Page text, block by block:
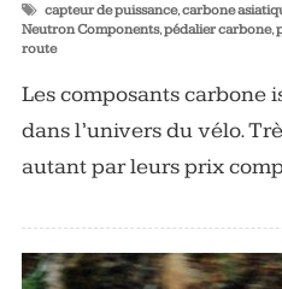
capteur de puissance,carbone
Neutron Components,pédalier carbone,
route
Les composants carbone
dans l’univers du vélo.
autant par leurs prix